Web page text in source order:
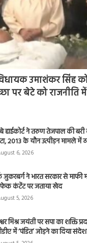
उमाशंकर सिंह को
पर बेटे को
हाईकोर्ट ने तरुण तेजपाल की
2013 के यौन उत्पीड़न मामले में
6, 2026
जुकरबर्ग ने भारत सरकार से
कंटेंट पर जताया खेद
5, 2026
मिश्र जयंती पर सपा का शक्ति
में ‘पंडित’ जोड़ने का दिया संदेश